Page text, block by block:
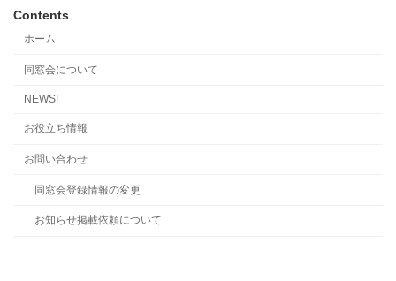
Contents
ホーム
同窓会について
NEWS!
お役立ち情報
お問い合わせ
同窓会登録情報の変更
お知らせ掲載依頼について